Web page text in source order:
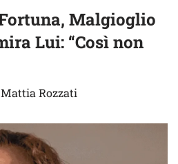
Malgioglio
Lui: “Così non
Mattia Rozzati